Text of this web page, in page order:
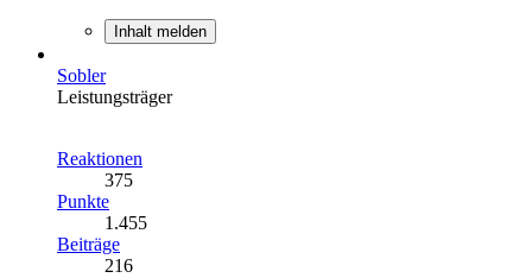
Inhalt melden
Sobler
Leistungsträger
Reaktionen
375
Punkte
1.455
Beiträge
216